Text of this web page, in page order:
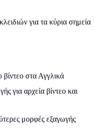
για τα κύρια σημεία
στα Αγγλικά
για αρχεία βίντεο και
μορφές εξαγωγής